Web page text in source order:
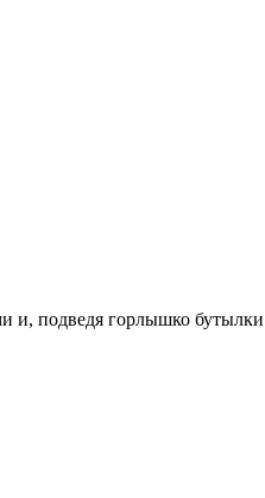
подведя горлышко